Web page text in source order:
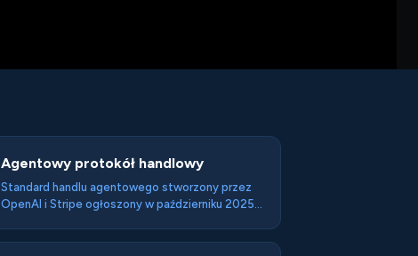
Agentowy protokół handlowy
Standard handlu agentowego stworzony przez
OpenAI i Stripe ogłoszony w październiku 2025